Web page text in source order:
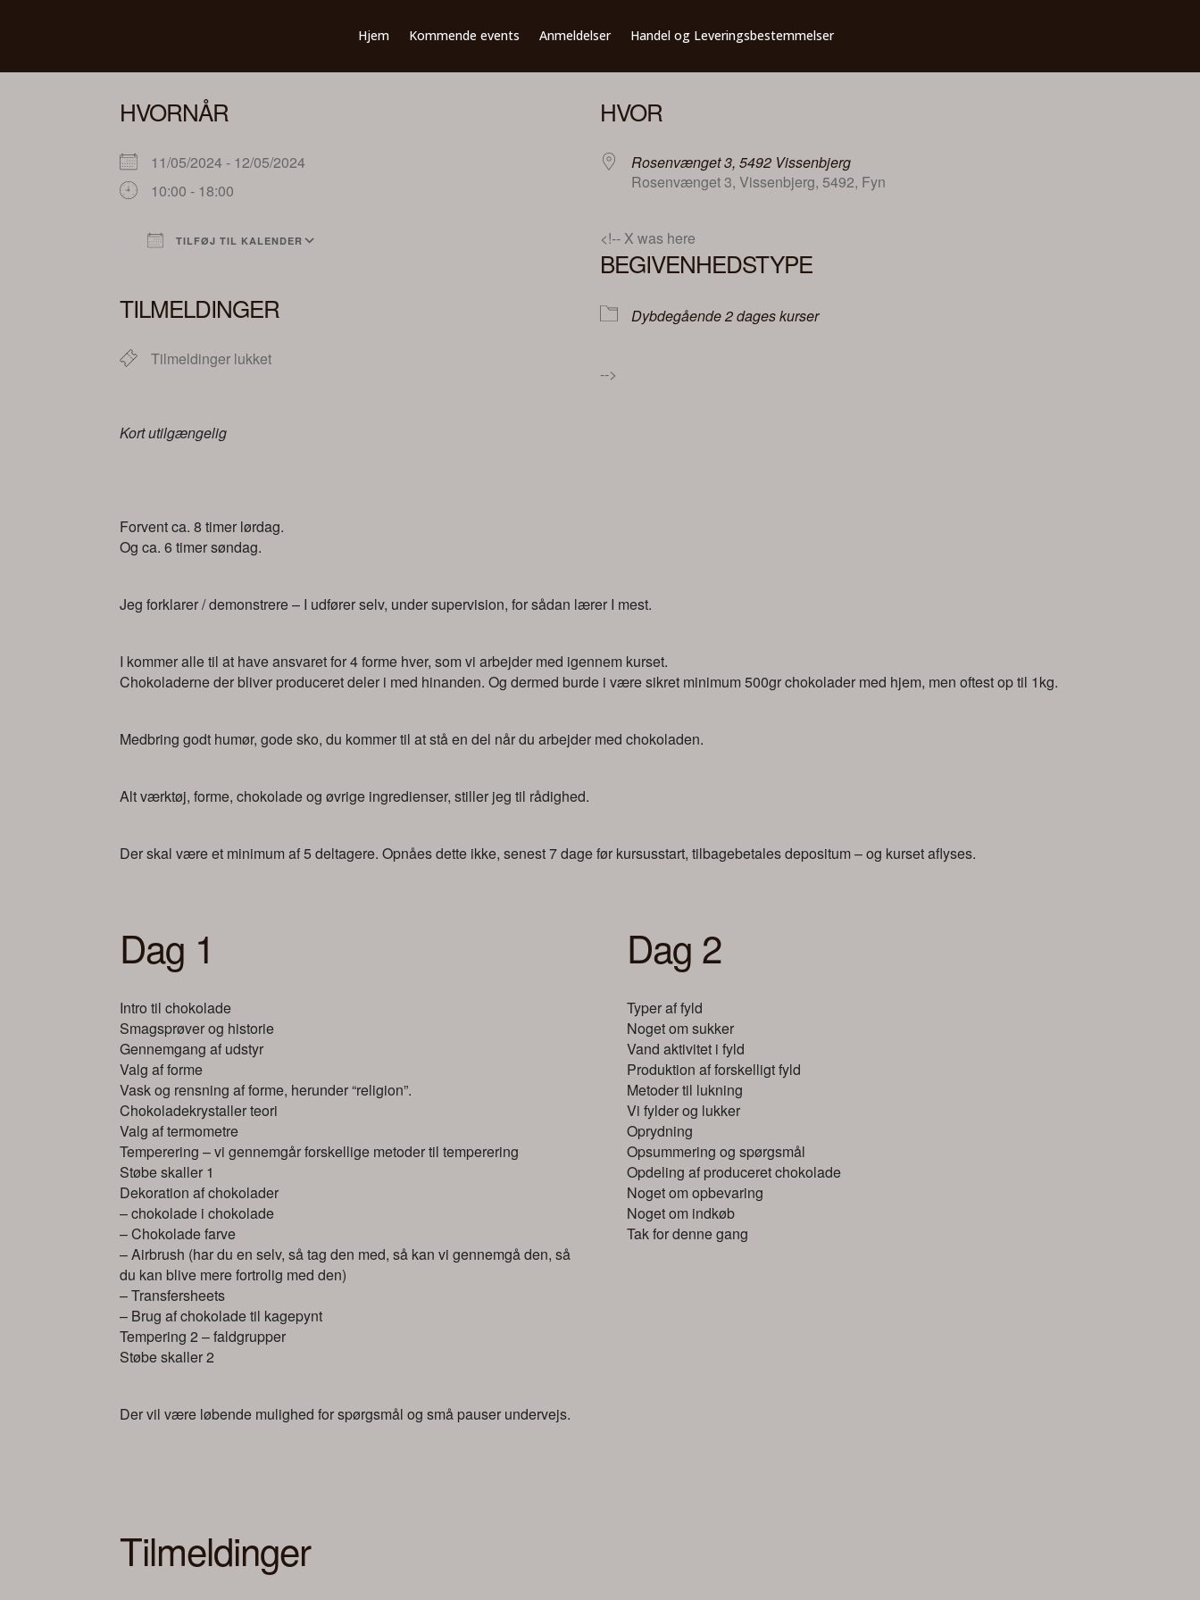
Hjem Kommende events Anmeldelser Handel og Leveringsbestemmelser
HVORNÅR
11/05/2024 - 12/05/2024
10:00 - 18:00
TILFØJ TIL KALENDER
TILMELDINGER
Tilmeldinger lukket
HVOR
Rosenvænget 3, 5492 Vissenbjerg
Rosenvænget 3, Vissenbjerg, 5492, Fyn
<!-- X was here
BEGIVENHEDSTYPE
Dybdegående 2 dages kurser
-->
Kort utilgængelig
Forvent ca. 8 timer lørdag.
Og ca. 6 timer søndag.
Jeg forklarer / demonstrere – I udfører selv, under supervision, for sådan lærer I mest.
I kommer alle til at have ansvaret for 4 forme hver, som vi arbejder med igennem kurset.
Chokoladerne der bliver produceret deler i med hinanden. Og dermed burde i være sikret minimum 500gr chokolader med hjem, men oftest op til 1kg.
Medbring godt humør, gode sko, du kommer til at stå en del når du arbejder med chokoladen.
Alt værktøj, forme, chokolade og øvrige ingredienser, stiller jeg til rådighed.
Der skal være et minimum af 5 deltagere. Opnåes dette ikke, senest 7 dage før kursusstart, tilbagebetales depositum – og kurset aflyses.
Dag 1
Intro til chokolade
Smagsprøver og historie
Gennemgang af udstyr
Valg af forme
Vask og rensning af forme, herunder “religion”.
Chokoladekrystaller teori
Valg af termometre
Temperering – vi gennemgår forskellige metoder til temperering
Støbe skaller 1
Dekoration af chokolader
– chokolade i chokolade
– Chokolade farve
– Airbrush (har du en selv, så tag den med, så kan vi gennemgå den, så
du kan blive mere fortrolig med den)
– Transfersheets
– Brug af chokolade til kagepynt
Tempering 2 – faldgrupper
Støbe skaller 2
Der vil være løbende mulighed for spørgsmål og små pauser undervejs.
Dag 2
Typer af fyld
Noget om sukker
Vand aktivitet i fyld
Produktion af forskelligt fyld
Metoder til lukning
Vi fylder og lukker
Oprydning
Opsummering og spørgsmål
Opdeling af produceret chokolade
Noget om opbevaring
Noget om indkøb
Tak for denne gang
Tilmeldinger